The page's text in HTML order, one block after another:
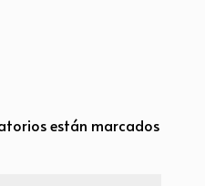
están marcados